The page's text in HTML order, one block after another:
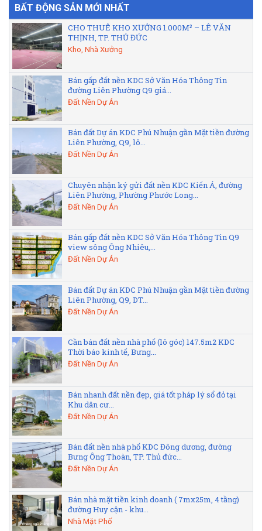
BẤT ĐỘNG SẢN MỚI NHẤT
CHO THUÊ KHO XƯỞNG 1.000M² – LÊ VĂN
THỊNH, TP. THỦ ĐỨC
Kho, Nhà Xưởng
Bán gấp đất nền KDC Sở Văn Hóa Thông Tin
đường Liên Phường Q9 giá...
Đất Nền Dự Án
Bán đất Dự án KDC Phú Nhuận gần Mặt tiền đường
Liên Phường, Q9, lô...
Đất Nền Dự Án
Chuyên nhận ký gửi đất nền KDC Kiến Á, đường
Liên Phường, Phường Phước Long...
Đất Nền Dự Án
Bán gấp đất nền KDC Sở Văn Hóa Thông Tin Q9
view sông Ông Nhiêu,...
Đất Nền Dự Án
Bán đất Dự án KDC Phú Nhuận gần Mặt tiền đường
Liên Phường, Q9, DT...
Đất Nền Dự Án
Cần bán đất nền nhà phố (lô góc) 147.5m2 KDC
Thời báo kinh tế, Bưng...
Đất Nền Dự Án
Bán nhanh đất nền đẹp, giá tốt pháp lý sổ đỏ tại
Khu dân cư...
Đất Nền Dự Án
Bán đất nền nhà phố KDC Đông dương, đường
Bưng Ông Thoàn, TP. Thủ đức...
Đất Nền Dự Án
Bán nhà mặt tiền kinh doanh ( 7mx25m, 4 tầng)
đường Huy cận - khu...
Nhà Mặt Phố